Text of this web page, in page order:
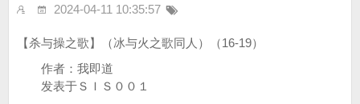
2024-04-11 10:35:57
【杀与操之歌】（冰与火之歌同人）（16-19）
作者：我即道
发表于ＳＩＳ００１